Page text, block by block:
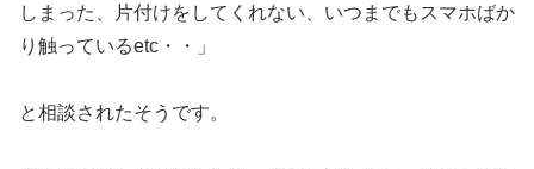
しまった、片付けをしてくれない、いつまでもスマホばか
り触っているetc・・」
と相談されたそうです。